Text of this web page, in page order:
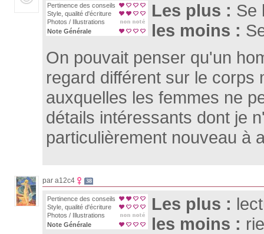
Pertinence des conseils
Style, qualité d'écriture
Photos / Illustrations
Note Générale
Les plus : Se
les moins :
On pouvait penser qu'un
regard différent sur le corps
auxquelles les femmes ne
détails intéressants dont je
particulièrement nouveau à
par a12c4 38
Pertinence des conseils
Style, qualité d'écriture
Photos / Illustrations
Note Générale
Les plus :
les moins :